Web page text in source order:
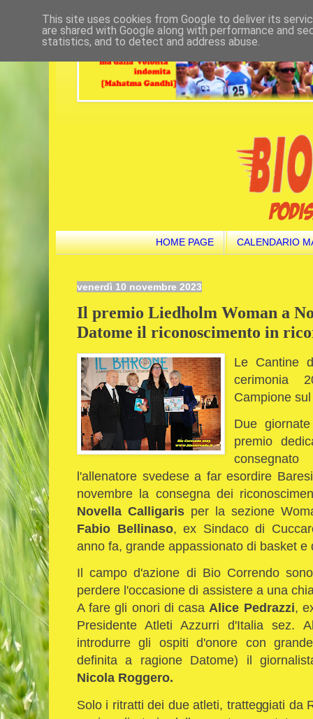
HOME PAGE CALENDARIO
venerdì 10 novembre 2023
Il premio Liedholm Woman a
Datome il riconoscimento in
Le Cantine
cerimonia
Campione
Due
premio
l'allenatore svedese a far esordire
novembre la consegna dei
Novella Calligarisper la sezione
Fabio Bellinaso, ex Sindaco di
anno fa, grande appassionato di basket
Il campo d'azione di Bio Correndo
perdere l'occasione di assistere a una
A fare gli onori di casaAlice Pedrazzi,
Presidente Atleti Azzurri d'Italia sez.
introdurre gli ospiti d'onore con
definita a ragione Datome) il
Nicola Roggero.
Solo i ritratti dei due atleti, tratteggiati da
This site uses cookies from Google to deliver its
are shared with Google along with performance and
statistics, and to detect and address abuse.